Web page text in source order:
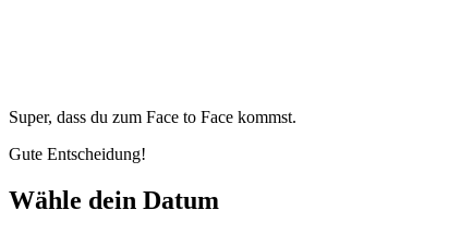
Super, dass du zum Face to Face kommst.
Gute Entscheidung!
Wähle dein Datum